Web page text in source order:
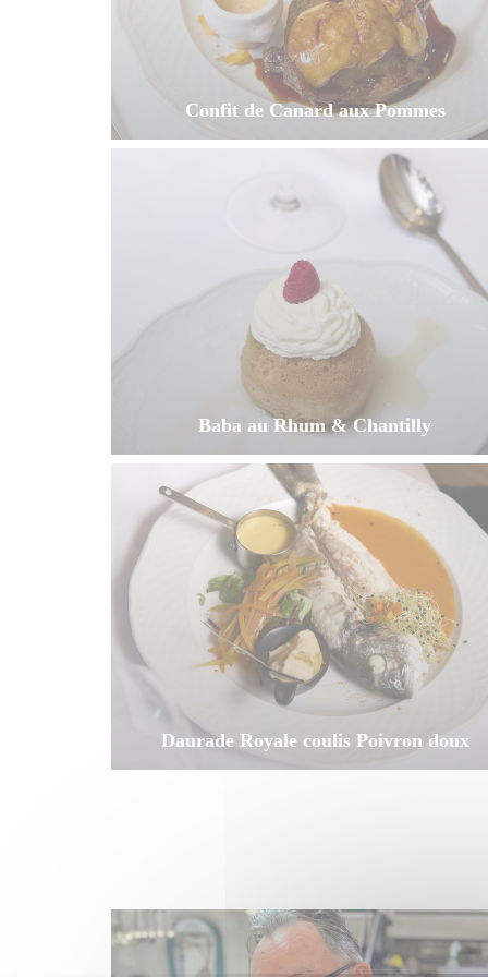
Confit de Canard aux Pommes
Baba au Rhum & Chantilly
Daurade Royale coulis Poivron doux